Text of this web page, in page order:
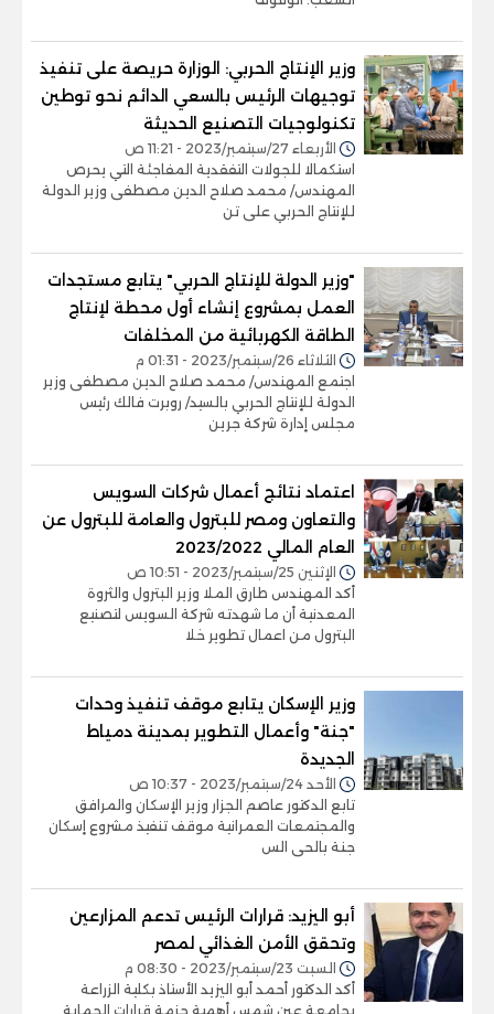
وزير الإنتاج الحربي: الوزارة حريصة على تنفيذ
توجيهات الرئيس بالسعي الدائم نحو توطين
تكنولوجيات التصنيع الحديثة
الأربعاء 27/سبتمبر/2023 - 11:21 ص
استكمالا للجولات التفقدية المفاجئة التي يحرص
المهندس/ محمد صلاح الدين مصطفى وزير الدولة
للإنتاج الحربي على تن
"وزير الدولة للإنتاج الحربي" يتابع مستجدات
العمل بمشروع إنشاء أول محطة لإنتاج
الطاقة الكهربائية من المخلفات
الثلاثاء 26/سبتمبر/2023 - 01:31 م
اجتمع المهندس/ محمد صلاح الدين مصطفى وزير
الدولة للإنتاج الحربي بالسيد/ روبرت فالك رئيس
مجلس إدارة شركة جرين
اعتماد نتائج أعمال شركات السويس
والتعاون ومصر للبترول والعامة للبترول عن
العام المالي 2023/2022
الإثنين 25/سبتمبر/2023 - 10:51 ص
أكد المهندس طارق الملا وزير البترول والثروة
المعدنية أن ما شهدته شركة السويس لتصنيع
البترول من اعمال تطوير خلا
وزير الإسكان يتابع موقف تنفيذ وحدات
"جنة" وأعمال التطوير بمدينة دمياط
الجديدة
الأحد 24/سبتمبر/2023 - 10:37 ص
تابع الدكتور عاصم الجزار وزير الإسكان والمرافق
والمجتمعات العمرانية موقف تنفيذ مشروع إسكان
جنة بالحى الس
أبو اليزيد: قرارات الرئيس تدعم المزارعين
وتحقق الأمن الغذائي لمصر
السبت 23/سبتمبر/2023 - 08:30 م
أكد الدكتور أحمد أبو اليزيد الأستاذ بكلية الزراعة
بجامعة عين شمس أهمية حزمة قرارات الحماية